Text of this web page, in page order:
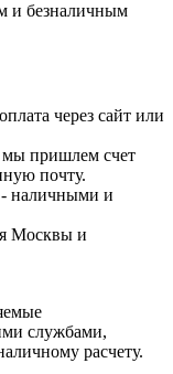
и безналичным
через сайт или
мы пришлем счет
почту.
наличными и
Москвы и
службами,
расчету.